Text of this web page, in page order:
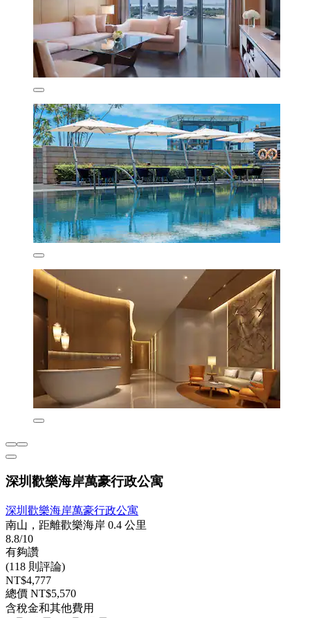
深圳歡樂海岸萬豪行政公寓
深圳歡樂海岸萬豪行政公寓
南山，距離歡樂海岸 0.4 公里
8.8/10
有夠讚
(118 則評論)
NT$4,777
總價 NT$5,570
含稅金和其他費用